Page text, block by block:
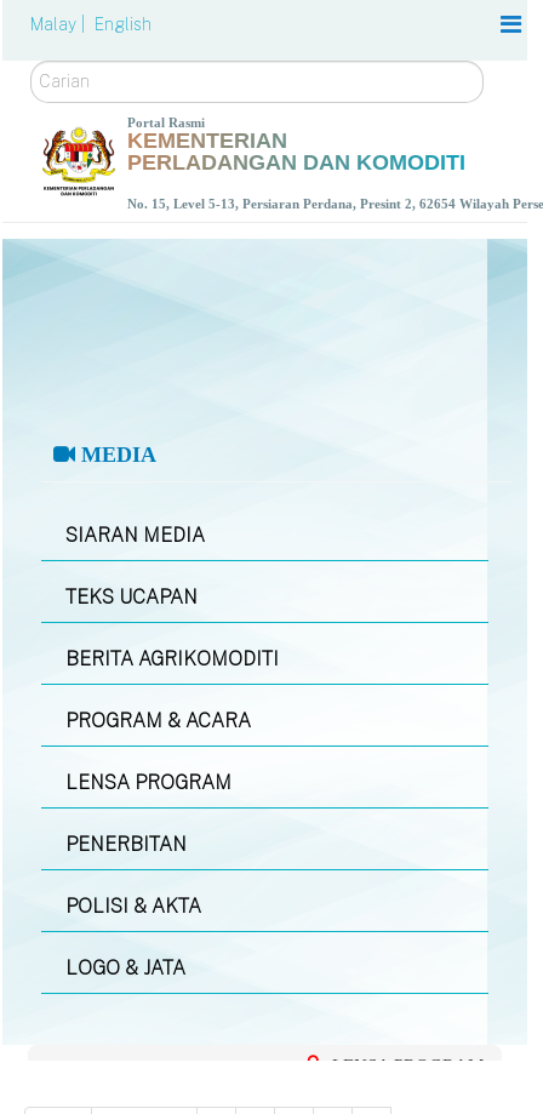
Malay | English
Carian
Portal Rasmi
KEMENTERIAN
PERLADANGAN DAN KOMODITI
No. 15, Level 5-13, Persiaran Perdana, Presint 2, 62654 Wilayah
MEDIA
SIARAN MEDIA
TEKS UCAPAN
BERITA AGRIKOMODITI
PROGRAM & ACARA
LENSA PROGRAM
PENERBITAN
POLISI & AKTA
LOGO & JATA
LENSA PROGRAM